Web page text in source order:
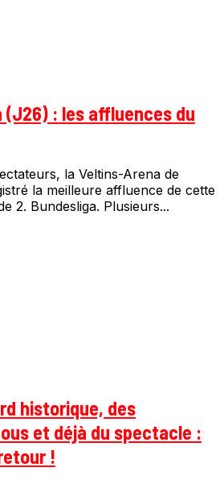
(J26) : les affluences du
la Veltins-Arena de
la meilleure affluence de cette
2. Bundesliga. Plusieurs...
historique, des
et déjà du spectacle :
!